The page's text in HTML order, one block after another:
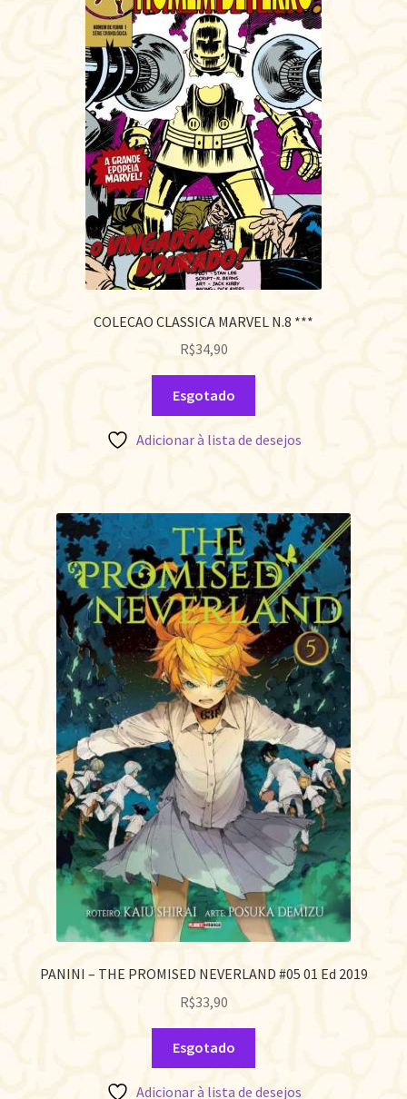
COLECAO CLASSICA MARVEL N.8 ***
R$34,90
Esgotado
Adicionar à lista de desejos
PANINI – THE PROMISED NEVERLAND #05 01 Ed 2019
R$33,90
Esgotado
Adicionar à lista de desejos